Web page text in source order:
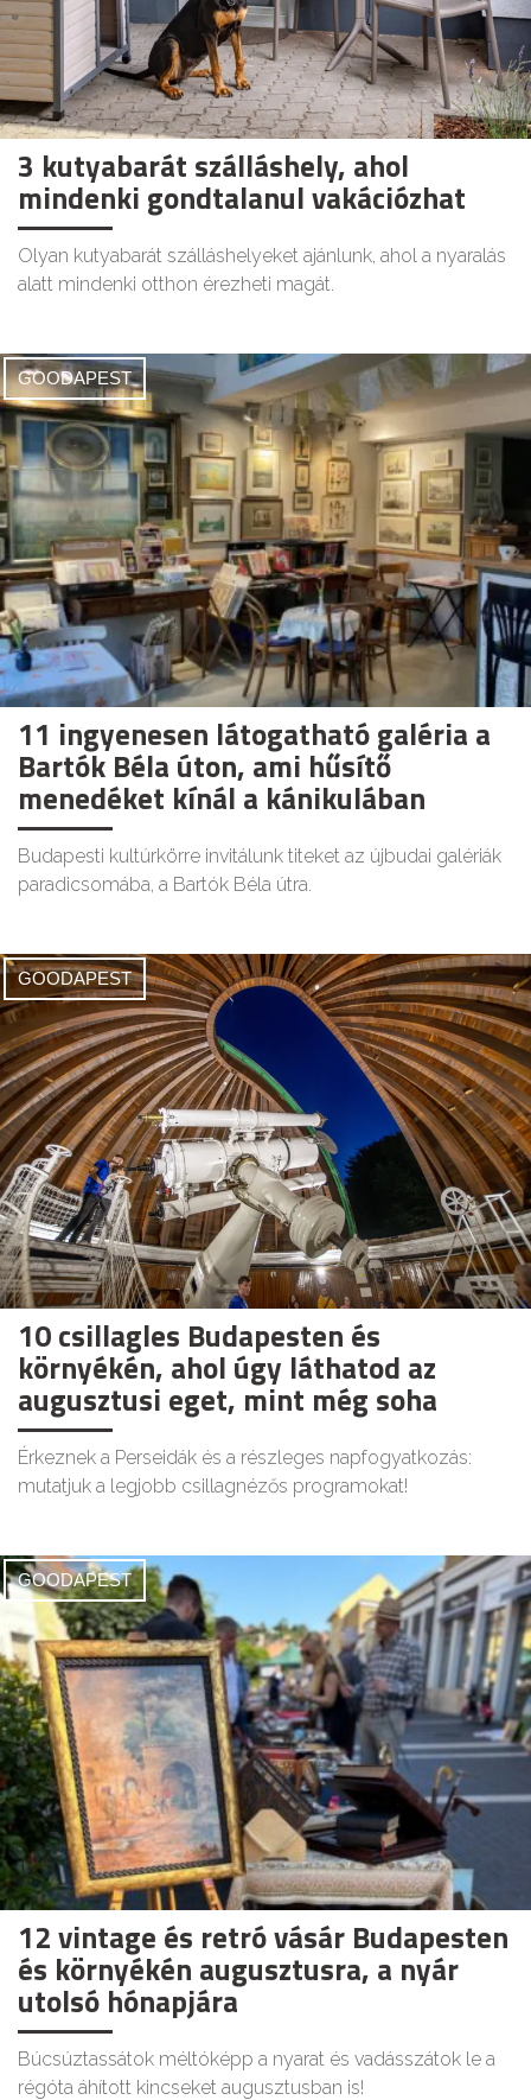
3 kutyabarát szálláshely, ahol
mindenki gondtalanul vakációzhat
Olyan kutyabarát szálláshelyeket ajánlunk, ahol a nyaralás
alatt mindenki otthon érezheti magát.
GOODAPEST
11 ingyenesen látogatható galéria a
Bartók Béla úton, ami hűsítő
menedéket kínál a kánikulában
Budapesti kultúrkörre invitálunk titeket az újbudai galériák
paradicsomába, a Bartók Béla útra.
GOODAPEST
10 csillagles Budapesten és
környékén, ahol úgy láthatod az
augusztusi eget, mint még soha
Érkeznek a Perseidák és a részleges napfogyatkozás:
mutatjuk a legjobb csillagnézős programokat!
GOODAPEST
12 vintage és retró vásár Budapesten
és környékén augusztusra, a nyár
utolsó hónapjára
Búcsúztassátok méltóképp a nyarat és vadásszátok le a
régóta áhított kincseket augusztusban is!